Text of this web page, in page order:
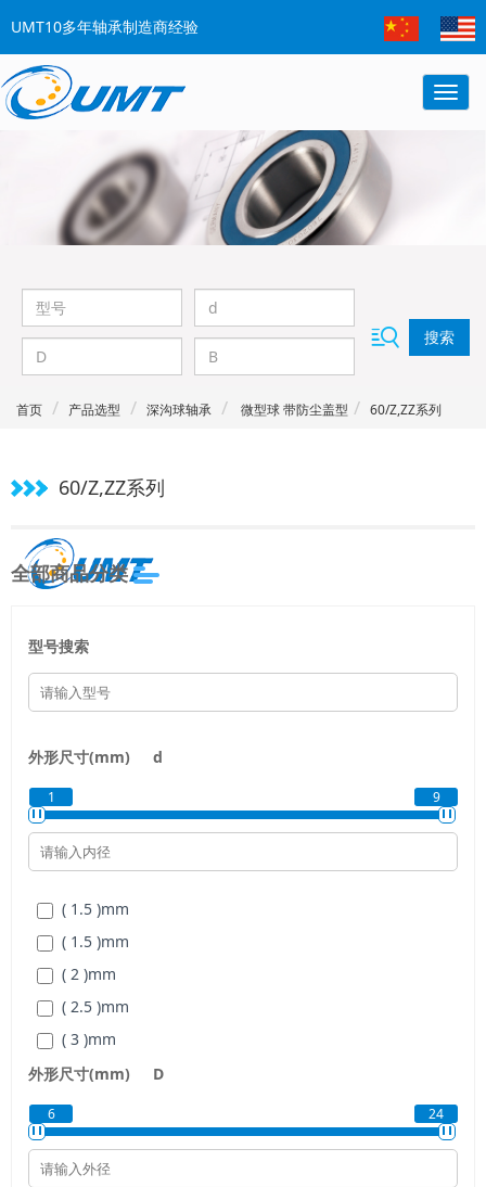
UMT10多年轴承制造商经验
搜索
首页 产品选型 深沟球轴承 微型球 带防尘盖型 60/Z,ZZ系列
60/Z,ZZ系列
全部商品分类
型号搜索
外形尺寸(mm) d
1 9
( 1.5 )mm
( 1.5 )mm
( 2 )mm
( 2.5 )mm
( 3 )mm
( 4 )mm
( 5 )
( 6 )mm
( 7 )mm
外形尺寸(mm) D
6 24